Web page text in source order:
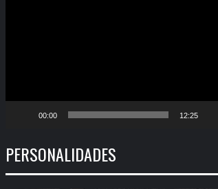
00:00 12:25
PERSONALIDADES